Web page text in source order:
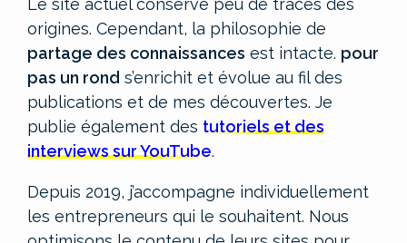
Le site actuel conserve peu de traces des
origines. Cependant, la philosophie de
partage des connaissances est intacte. pour
pas un rond s’enrichit et évolue au fil des
publications et de mes découvertes. Je
publie également des tutoriels et des
interviews sur YouTube.
Depuis 2019, j’accompagne individuellement
les entrepreneurs qui le souhaitent. Nous